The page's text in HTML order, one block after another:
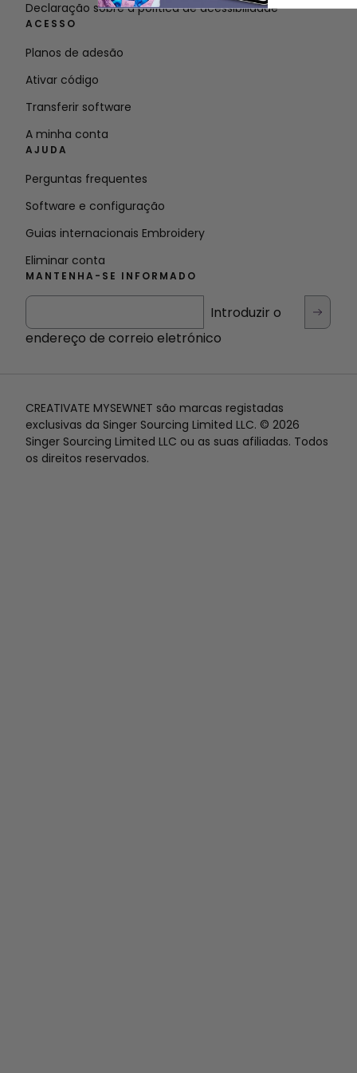
Declaração sobre a política de acessibilidade
ACESSO
Planos de adesão
Ativar código
Transferir software
A minha conta
AJUDA
Perguntas frequentes
Software e configuração
Guias internacionais Embroidery
Eliminar conta
MANTENHA-SE INFORMADO
Introduzir o
endereço de correio eletrónico
CREATIVATE MYSEWNET são marcas registadas
exclusivas da Singer Sourcing Limited LLC. © 2026
Singer Sourcing Limited LLC ou as suas afiliadas. Todos
os direitos reservados.